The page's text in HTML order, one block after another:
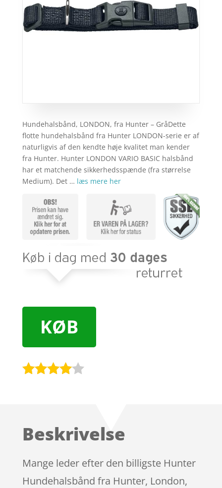
Hundehalsbånd, LONDON, fra Hunter – GråDette
flotte hundehalsbånd fra Hunter LONDON-serie er af
naturligvis af den kendte høje kvalitet man kender
fra Hunter. Hunter LONDON VARIO BASIC halsbånd
har et matchende sikkerhedsspænde (fra størrelse
Medium). Det … læs mere her
KØB
på
ømmels
er
Beskrivelse
Mange leder efter den billigste Hunter
Hundehalsbånd fra Hunter, London,